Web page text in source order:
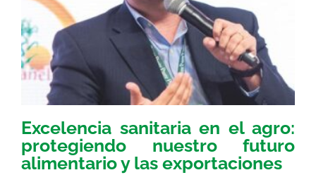
Excelencia sanitaria en el agro:
protegiendo nuestro futuro
alimentario y las exportaciones